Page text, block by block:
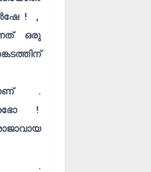
! ,
ഒരു
.
!
.